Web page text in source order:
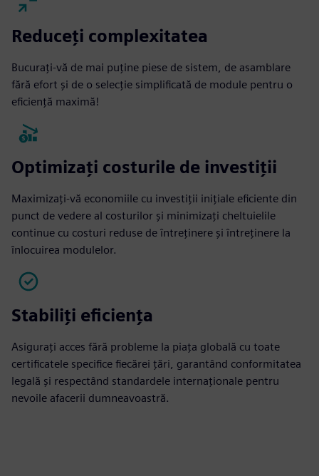
Reduceți complexitatea
Bucurați-vă de mai puține piese de sistem, de asamblare
fără efort și de o selecție simplificată de module pentru o
eficiență maximă!
Optimizați costurile de investiții
Maximizați-vă economiile cu investiții inițiale eficiente din
punct de vedere al costurilor și minimizați cheltuielile
continue cu costuri reduse de întreținere și întreținere la
înlocuirea modulelor.
Stabiliți eficiența
Asiguraţi acces fără probleme la piaţa globală cu toate
certificatele specifice fiecărei ţări, garantând conformitatea
legală şi respectând standardele internaţionale pentru
nevoile afacerii dumneavoastră.